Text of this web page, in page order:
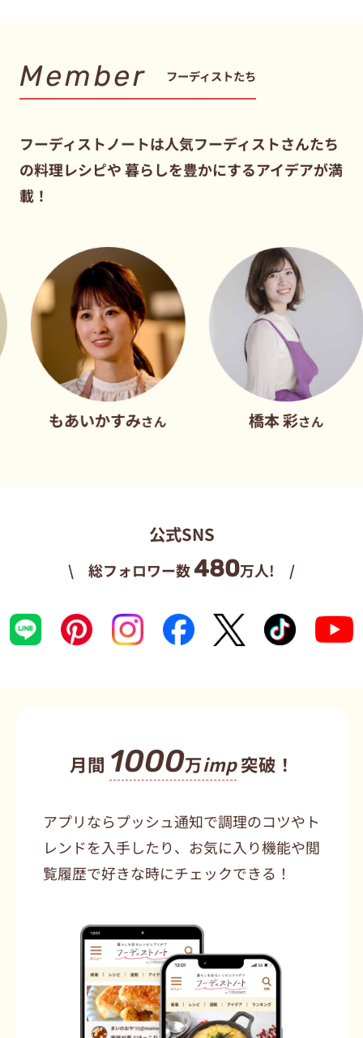
Member フーディストたち
フーディストノートは人気フーディストさんたち
の料理レシピや暮らしを豊かにするアイデアが満
載！
あいかすみさん さん
公式SNS
\ 総フォロワー数480万人! /
月間 1000万imp突破！
アプリならプッシュ通知で調理のコツやト
レンドを入手したり、お気に入り機能や閲
覧履歴で好きな時にチェックできる！